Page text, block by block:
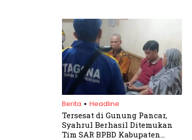
Berita . Headline
Tersesat di Gunung Pancar,
Syahrul Berhasil Ditemukan
Tim SAR BPBD Kabupaten